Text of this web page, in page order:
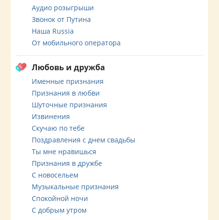
Аудио розыгрыши
Звонок от Путина
Наша Russia
От мобильного оператора
Любовь и дружба
Именные признания
Признания в любви
Шуточные признания
Извинения
Скучаю по тебе
Поздравления с днем свадьбы
Ты мне нравишься
Признания в дружбе
С новосельем
Музыкальные признания
Спокойной ночи
С добрым утром